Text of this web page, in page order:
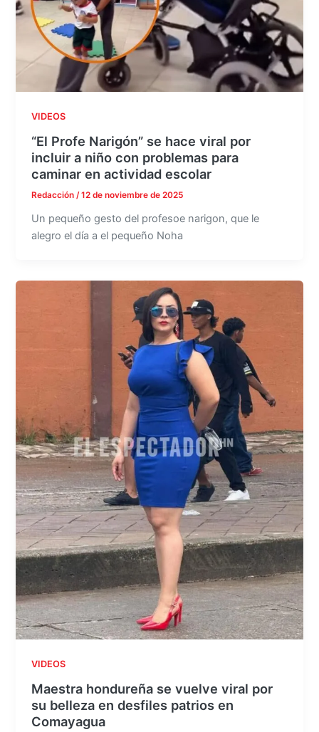
VIDEOS
“El Profe Narigón” se hace viral por
incluir a niño con problemas para
caminar en actividad escolar
Redacción/12 de noviembre de 2025
Un pequeño gesto del profesoe narigon, que le
alegro el día a el pequeño Noha
VIDEOS
Maestra hondureña se vuelve viral por
su belleza en desfiles patrios en
Comayagua